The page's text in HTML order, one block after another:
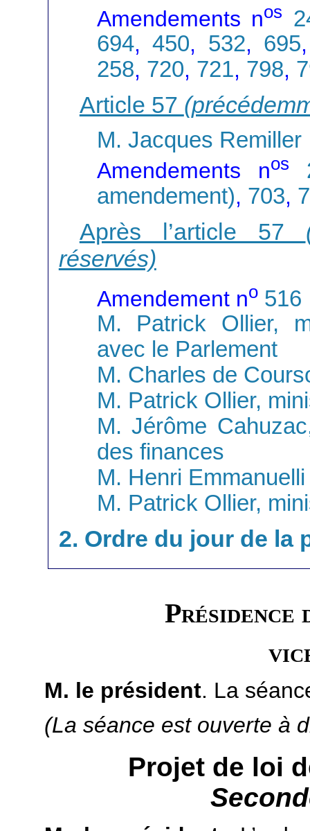
Amendements nos
694,450, 532, 695
258, 720, 721, 798,
Article 57
M. Jacques Remiller
Amendements nos
amendement), 703,
Après l’article 57
réservés)
Amendement no 516
M. Patrick Ollier,
avec le Parlement
M. Charles de
M. Patrick Ollier,
M. Jérôme
des finances
M. Henri Emmanuelli
M. Patrick Ollier,
2. Ordre du jour de la
M. le président. La
(La séance est ouverte à
Projet de loi